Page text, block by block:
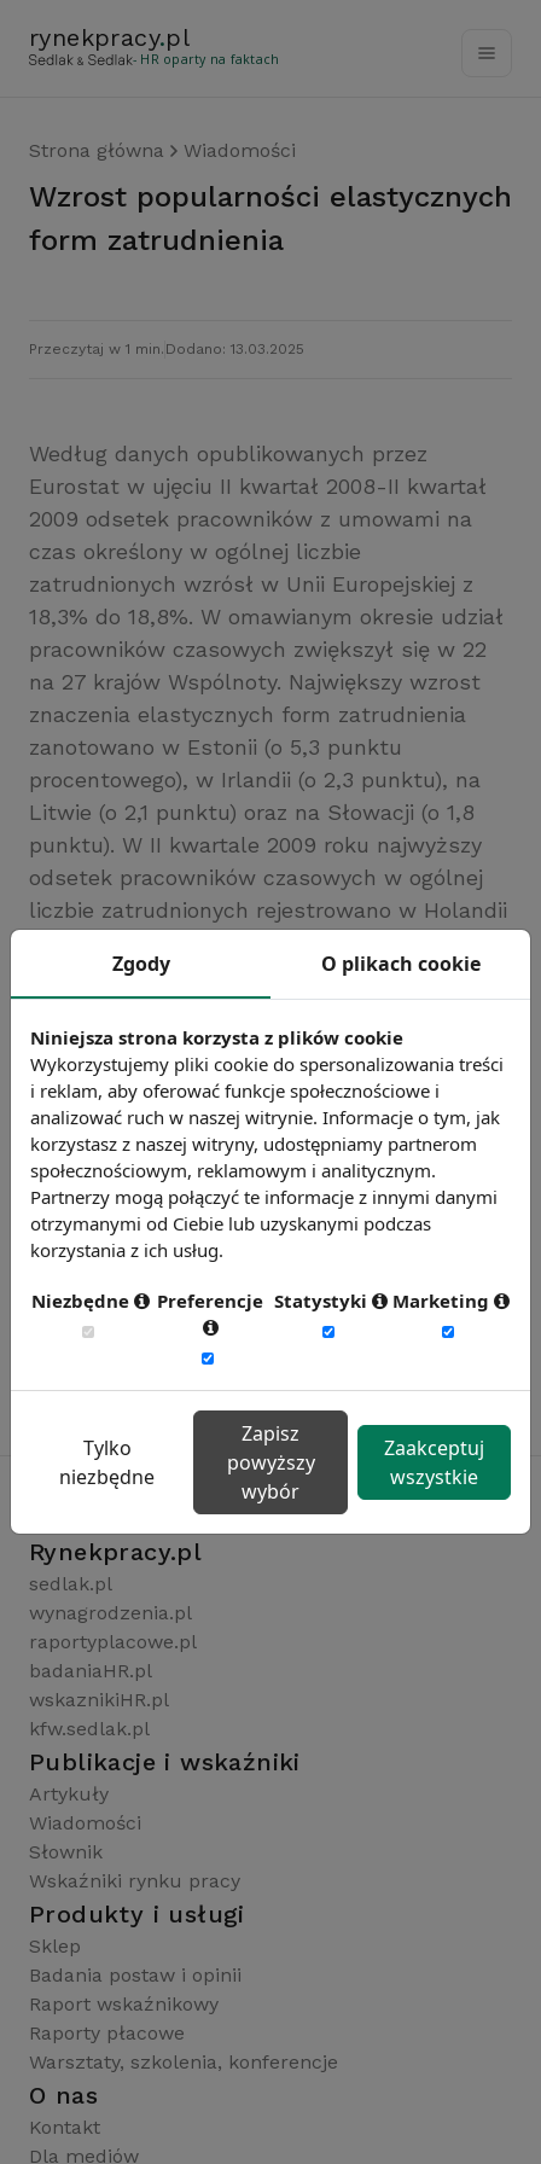
rynekpracy.pl
- HR oparty na faktach
Strona główna Wiadomości
Wzrost popularności elastycznych
form zatrudnienia
Przeczytaj w 1 min. Dodano: 13.03.2025
Według danych opublikowanych przez
Eurostat w ujęciu II kwartał 2008-II kwartał
2009 odsetek pracowników z umowami na
czas określony w ogólnej liczbie
zatrudnionych wzrósł w Unii Europejskiej z
18,3% do 18,8%. W omawianym okresie udział
pracowników czasowych zwiększył się w 22
na 27 krajów Wspólnoty. Największy wzrost
znaczenia elastycznych form zatrudnienia
zanotowano w Estonii (o 5,3 punktu
procentowego), w Irlandii (o 2,3 punktu), na
Litwie (o 2,1 punktu) oraz na Słowacji (o 1,8
punktu). W II kwartale 2009 roku najwyższy
odsetek pracowników czasowych w ogólnej
liczbie zatrudnionych rejestrowano w Holandii
Źródło: Eurostat
Chcesz wiedzieć więcej?
Zobacz więcej wiadomości
Rynekpracy.pl
sedlak.pl
wynagrodzenia.pl
raportyplacowe.pl
badaniaHR.pl
wskaznikiHR.pl
kfw.sedlak.pl
Publikacje i wskaźniki
Artykuły
Wiadomości
Słownik
Wskaźniki rynku pracy
Produkty i usługi
Sklep
Badania postaw i opinii
Raport wskaźnikowy
Raporty płacowe
Warsztaty, szkolenia, konferencje
O nas
Kontakt
Dla mediów
Zgody O plikach cookie
Niniejsza strona korzysta z plików cookie
Wykorzystujemy pliki cookie do spersonalizowania treści
i reklam, aby oferować funkcje społecznościowe i
analizować ruch w naszej witrynie. Informacje o tym, jak
korzystasz z naszej witryny, udostępniamy partnerom
społecznościowym, reklamowym i analitycznym.
Partnerzy mogą połączyć te informacje z innymi danymi
otrzymanymi od Ciebie lub uzyskanymi podczas
korzystania z ich usług.
Niezbędne Preferencje Statystyki Marketing
Tylko
niezbędne
Zapisz
powyższy
wybór
Zaakceptuj
wszystkie